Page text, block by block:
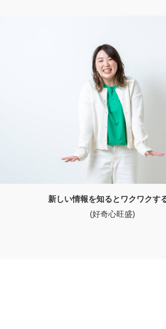
新しい情報を知るとワクワクす
(好奇心旺盛)